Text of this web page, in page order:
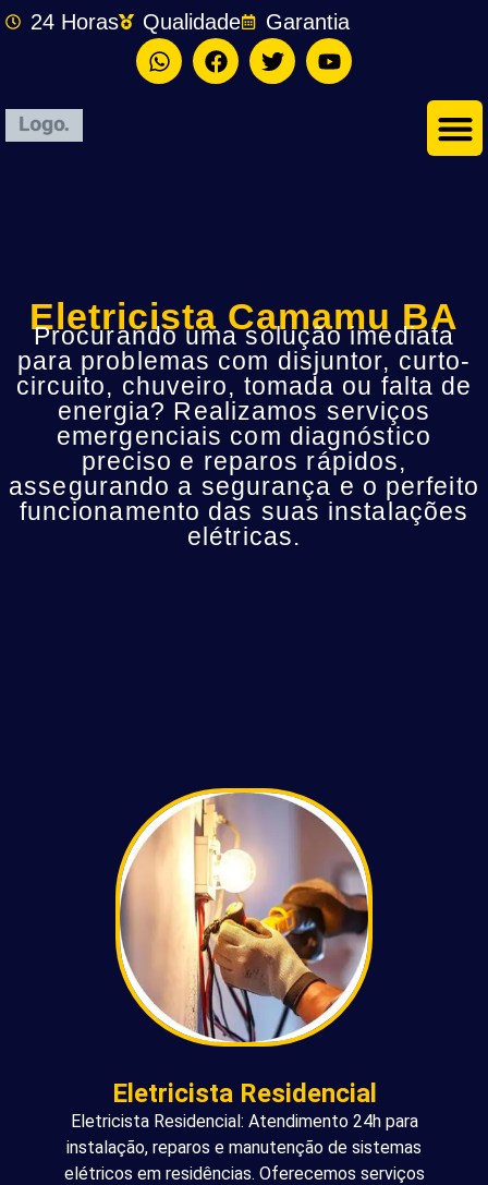
24 Horas Qualidade Garantia
Eletricista Camamu BA
Procurando uma solução imediata
para problemas com disjuntor, curto-
circuito, chuveiro, tomada ou falta de
energia? Realizamos serviços
emergenciais com diagnóstico
preciso e reparos rápidos,
assegurando a segurança e o perfeito
funcionamento das suas instalações
elétricas.
Eletricista Residencial
Eletricista Residencial: Atendimento 24h para
instalação, reparos e manutenção de sistemas
elétricos em residências. Oferecemos serviços